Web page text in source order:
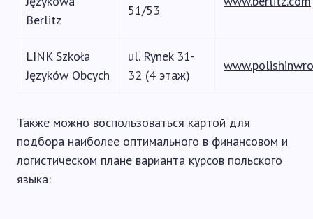
Berlitz
51/53
LINK Szkoła
Języków Obcych
ul. Rynek 31-
32 (4 этаж)
Также можно воспользоваться картой для
подбора наиболее оптимального в финансовом и
логистическом плане варианта курсов польского
языка: